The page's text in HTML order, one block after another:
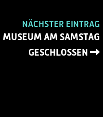
NÄCHSTER EINTRAG
MUSEUM AM SAMSTAG
GESCHLOSSEN